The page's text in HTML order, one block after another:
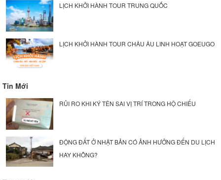
LỊCH KHỞI HÀNH TOUR TRUNG QUỐC
LỊCH KHỞI HÀNH TOUR CHÂU ÂU LINH HOẠT GOEUGO
Tin Mới
RỦI RO KHI KÝ TÊN SAI VỊ TRÍ TRONG HỘ CHIẾU
ĐỘNG ĐẤT Ở NHẬT BẢN CÓ ẢNH HƯỞNG ĐẾN DU LỊCH
HAY KHÔNG?